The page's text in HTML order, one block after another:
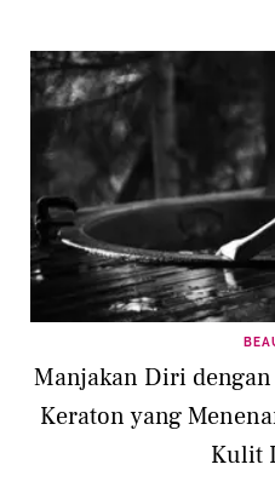
Manjakan Diri
Keraton yang
Kulit